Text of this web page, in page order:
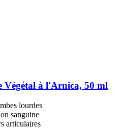
Végétal à l'Arnica, 50 ml
lourdes
sanguine
articulaires